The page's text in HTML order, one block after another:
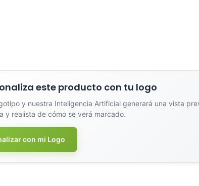
este producto con tu logo
y nuestra Inteligencia Artificial generará una vista
y realista de cómo se verá marcado.
con mi Logo
Diseñador de Vistas
Formatos: PNG, JPG,